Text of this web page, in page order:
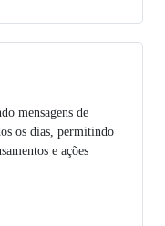
mensagens de
os dias, permitindo
e ações